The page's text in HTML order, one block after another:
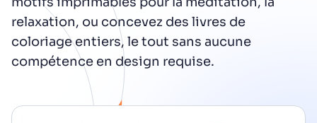
relaxation, ou concevez des livres de
coloriage entiers, le tout sans aucune
compétence en design requise.